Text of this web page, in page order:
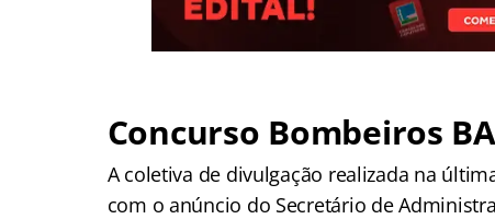
Concurso Bombeiros
A coletiva de divulgação realizada na
com o anúncio do Secretário de